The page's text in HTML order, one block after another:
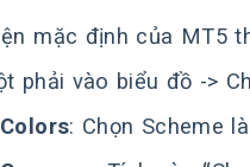
mặc định của MT5
phải vào biểu đồ ->
Colors: Chọn Scheme